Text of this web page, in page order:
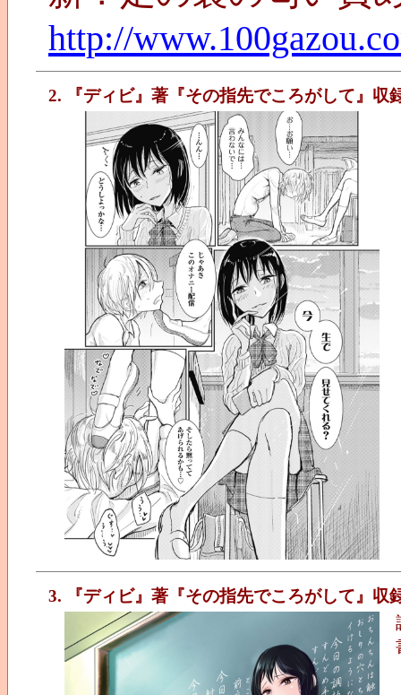
http://
2. 『ディビ』著『その指先でころがして』収
3. 『ディビ』著『その指先でころがして』収